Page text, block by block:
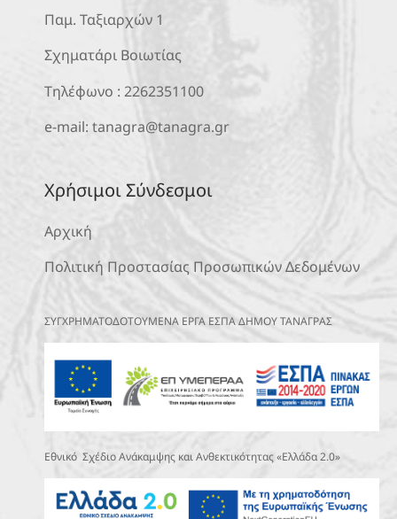
Παμ. Ταξιαρχών 1
Σχηματάρι Βοιωτίας
Τηλέφωνο : 2262351100
e-mail: tanagra@tanagra.gr
Χρήσιμοι Σύνδεσμοι
Αρχική
Πολιτική Προστασίας Προσωπικών Δεδομένων
ΣΥΓΧΡΗΜΑΤΟΔΟΤΟΥΜΕΝΑ ΕΡΓΑ ΕΣΠΑ ΔΗΜΟΥ ΤΑΝΑΓΡΑΣ
Εθνικό Σχέδιο Ανάκαμψης και Ανθεκτικότητας «Ελλάδα 2.0»